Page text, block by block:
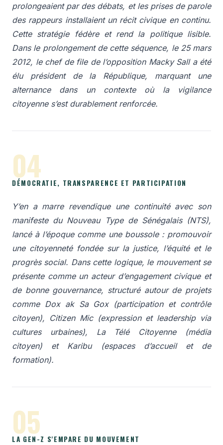
prolongeaient par des débats, et les prises de parole
des rappeurs installaient un récit civique en continu.
Cette stratégie fédère et rend la politique lisible.
Dans le prolongement de cette séquence, le 25 mars
2012, le chef de file de l’opposition Macky Sall a été
élu président de la République, marquant une
alternance dans un contexte où la vigilance
citoyenne s’est durablement renforcée.
04
DÉMOCRATIE, TRANSPARENCE ET PARTICIPATION
Y’en a marre revendique une continuité avec son
manifeste du Nouveau Type de Sénégalais (NTS),
lancé à l’époque comme une boussole : promouvoir
une citoyenneté fondée sur la justice, l’équité et le
progrès social. Dans cette logique, le mouvement se
présente comme un acteur d’engagement civique et
de bonne gouvernance, structuré autour de projets
comme Dox ak Sa Gox (participation et contrôle
citoyen), Citizen Mic (expression et leadership via
cultures urbaines), La Télé Citoyenne (média
citoyen) et Karibu (espaces d’accueil et de
formation).
05
LA GEN-Z S'EMPARE DU MOUVEMENT